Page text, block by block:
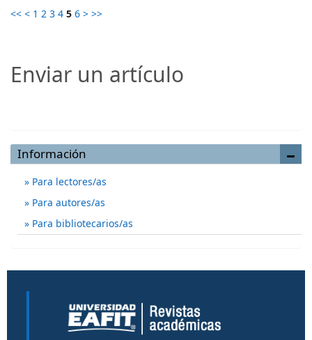
<< < 1 2 3 4 5 6 > >>
Enviar un artículo
Información
Para lectores/as
Para autores/as
Para bibliotecarios/as